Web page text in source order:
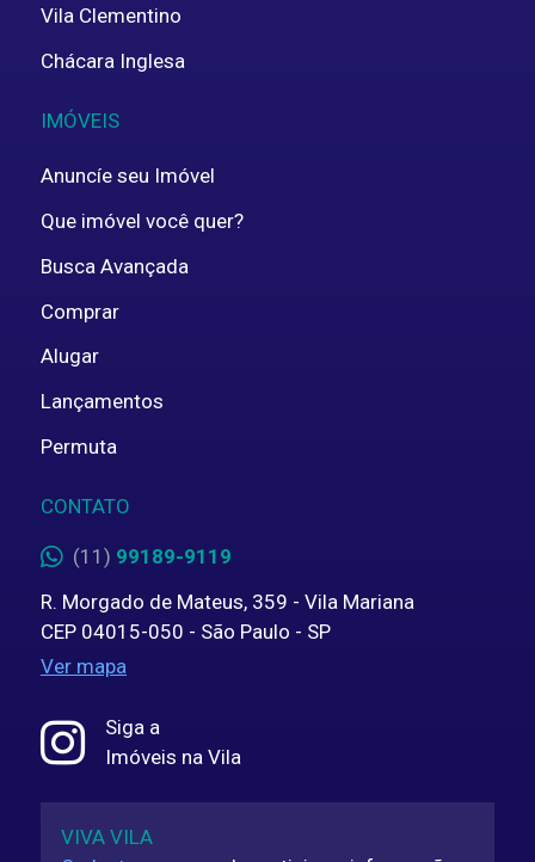
Vila Clementino
Chácara Inglesa
IMÓVEIS
Anuncíe seu Imóvel
Que imóvel você quer?
Busca Avançada
Comprar
Alugar
Lançamentos
Permuta
CONTATO
(11) 99189-9119
R. Morgado de Mateus, 359 - Vila Mariana
CEP 04015-050 - São Paulo - SP
Ver mapa
Siga a
Imóveis na Vila
VIVA VILA